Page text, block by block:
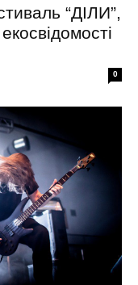
“ДІЛИ”,
0